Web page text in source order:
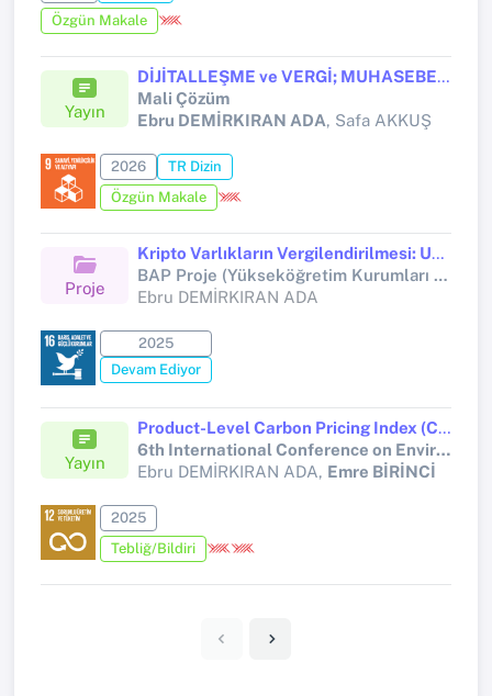
Özgün Makale
Yayın
DİJİTALLEŞME ve VERGİ; MUHASEBE MESLEK MENSUPLARI ÜZERİNDE NİTEL BİR ARAŞTIRMA
Mali Çözüm
Ebru DEMİRKIRAN ADA, Safa AKKUŞ
2026
TR Dizin
Özgün Makale
Proje
Kripto Varlıkların Vergilendirilmesi: Uygulayıcı Görüşleri ve Politika Önerileri Işığında Nitel Bir Araştırma
BAP Proje (Yükseköğretim Kurumları tarafından destekli bilimsel araştırma projesi)
Ebru DEMİRKIRAN ADA
2025
Devam Ediyor
Yayın
Product-Level Carbon Pricing Index (CPI) For the Furniture Industry: Integrating Carbon Sequestration Accounting and Taxation Perspective in Türkiye
6th International Conference on Environment and Forest Conservation (ICEFC2025) "Nature-Based Solutions for Climate Resilience"
Ebru DEMİRKIRAN ADA, Emre BİRİNCİ
2025
Tebliğ/Bildiri